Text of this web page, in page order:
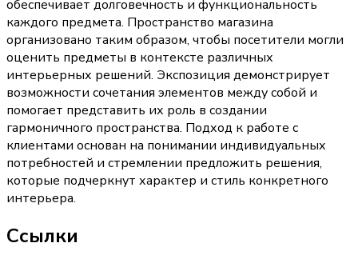
обеспечивает долговечность и функциональность
каждого предмета. Пространство магазина
организовано таким образом, чтобы посетители могли
оценить предметы в контексте различных
интерьерных решений. Экспозиция демонстрирует
возможности сочетания элементов между собой и
помогает представить их роль в создании
гармоничного пространства. Подход к работе с
клиентами основан на понимании индивидуальных
потребностей и стремлении предложить решения,
которые подчеркнут характер и стиль конкретного
интерьера.
Ссылки